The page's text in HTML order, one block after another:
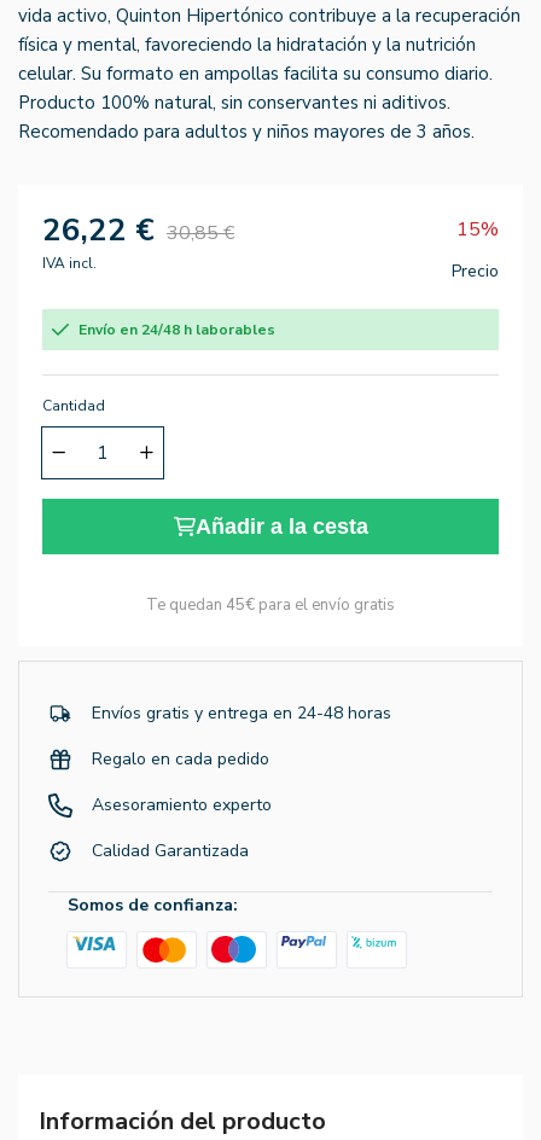
vida activo, Quinton Hipertónico contribuye a la recuperación
física y mental, favoreciendo la hidratación y la nutrición
celular. Su formato en ampollas facilita su consumo diario.
Producto 100% natural, sin conservantes ni aditivos.
Recomendado para adultos y niños mayores de 3 años.
26,22 € 30,85 € 15%
IVA incl. Precio
Envío en 24/48 h laborables
Cantidad
Añadir a la cesta
Te quedan 45€ para el envío gratis
Envíos gratis y entrega en 24-48 horas
Regalo en cada pedido
Asesoramiento experto
Calidad Garantizada
Somos de confianza:
Información del producto